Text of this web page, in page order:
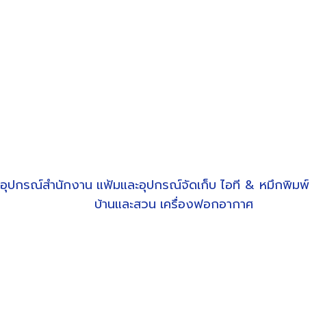
อุปกรณ์สำนักงาน แฟ้มและอุปกรณ์จัดเก็บ ไอที & หมึกพิมพ์
บ้านและสวน เครื่องฟอกอากาศ